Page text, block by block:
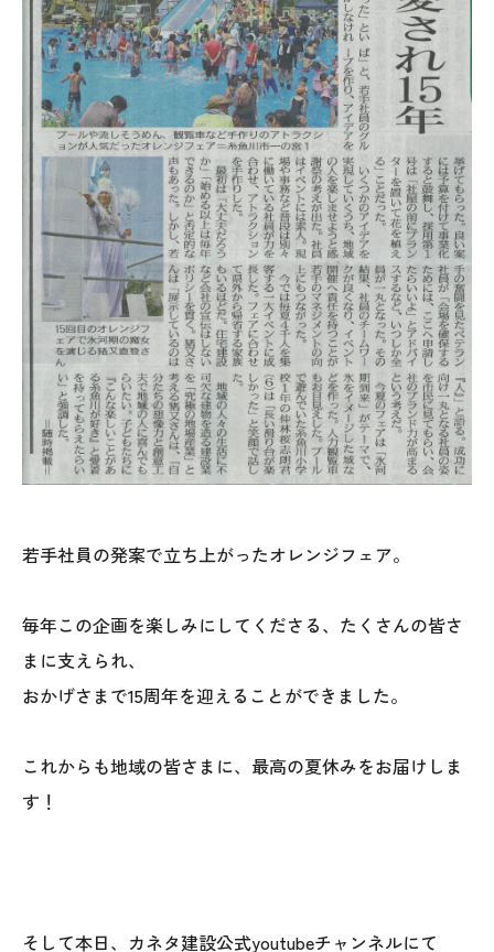
本社
〒941-0062 新潟県糸魚川市中央2-4-2
025-552-0456 (本社)
0120-470-456 (フリーダイヤル)
上越店
〒942-0072 新潟県上越市栄町2-11-40 1F
025-530-6711 (上越店)
若手社員の発案で立ち上がったオレンジフェア。
毎年この企画を楽しみにしてくださる、たくさんの皆さ
まに支えられ、
おかげさまで15周年を迎えることができました。
これからも地域の皆さまに、最高の夏休みをお届けしま
す！
そして本日、カネタ建設公式youtubeチャンネルにて